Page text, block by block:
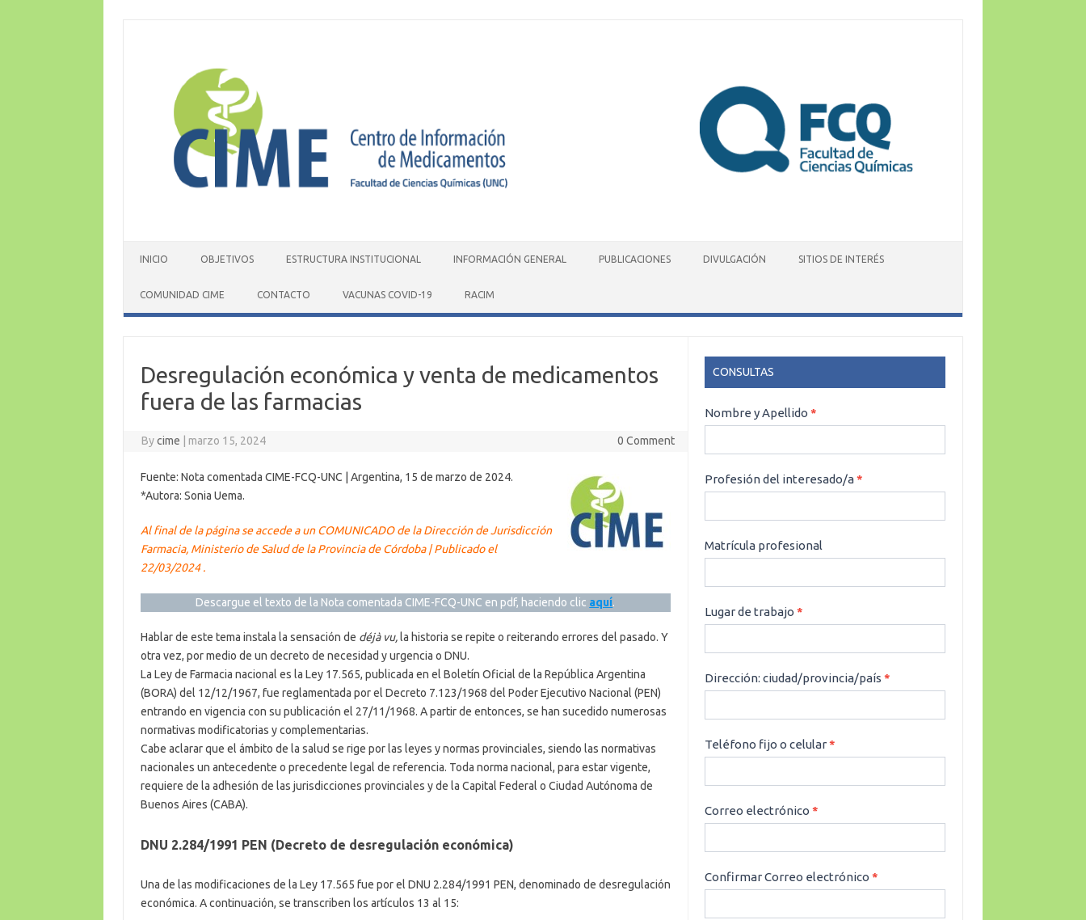
INICIO OBJETIVOS ESTRUCTURA INSTITUCIONAL INFORMACIÓN GENERAL PUBLICACIONES DIVULGACIÓN SITIOS DE INTERÉS
COMUNIDAD CIME CONTACTO VACUNAS COVID-19 RACIM
Desregulación económica y venta de medicamentos
fuera de las farmacias
Bycime marzo 15, 2024 0 Comment
Fuente: Nota comentada CIME-FCQ-UNC | Argentina, 15 de marzo de 2024.
*Autora: Sonia Uema.
Al final de la página se accede a un COMUNICADO de la Dirección de Jurisdicción
Farmacia, Ministerio de Salud de la Provincia de Córdoba | Publicado el
22/03/2024 .
Descargue el texto de la Nota comentada CIME-FCQ-UNC en pdf, haciendo clic aquí.
Hablar de este tema instala la sensación de déjà vu, la historia se repite o reiterando errores del pasado. Y
otra vez, por medio de un decreto de necesidad y urgencia o DNU.
La Ley de Farmacia nacional es la Ley 17.565, publicada en el Boletín Oficial de la República Argentina
(BORA) del 12/12/1967, fue reglamentada por el Decreto 7.123/1968 del Poder Ejecutivo Nacional (PEN)
entrando en vigencia con su publicación el 27/11/1968. A partir de entonces, se han sucedido numerosas
normativas modificatorias y complementarias.
Cabe aclarar que el ámbito de la salud se rige por las leyes y normas provinciales, siendo las normativas
nacionales un antecedente o precedente legal de referencia. Toda norma nacional, para estar vigente,
requiere de la adhesión de las jurisdicciones provinciales y de la Capital Federal o Ciudad Autónoma de
Buenos Aires (CABA).
DNU 2.284/1991 PEN (Decreto de desregulación económica)
Una de las modificaciones de la Ley 17.565 fue por el DNU 2.284/1991 PEN, denominado de desregulación
económica. A continuación, se transcriben los artículos 13 al 15:
CONSULTAS
CONSULTAS
Nombre y Apellido*
Profesión del interesado/a*
Matrícula profesional
Lugar de trabajo*
Dirección: ciudad/provincia/país*
Teléfono fijo o celular*
Correo electrónico*
Confirmar Correo electrónico*